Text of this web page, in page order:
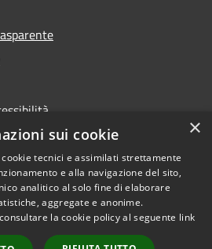
Copyright © 2026 • Città di
Pompei • Powered by
Municipium
Accesso
×
sui cookie
tecnici e assimilati strettamente
e alla navigazione del sito,
analitico al solo fine di elaborare
aggregate e anonime.
la cookie policy al seguente link